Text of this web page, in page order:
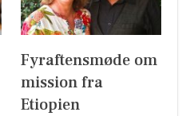
Fyraftensmøde om
mission fra
Etiopien